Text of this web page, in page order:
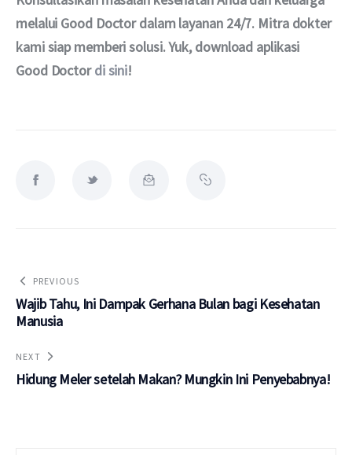
melalui Good Doctor dalam layanan 24/7. Mitra dokter
kami siap memberi solusi. Yuk, download aplikasi
Good Doctor di sini!
PREVIOUS
Wajib Tahu, Ini Dampak Gerhana Bulan bagi Kesehatan
Manusia
NEXT
Hidung Meler setelah Makan? Mungkin Ini Penyebabnya!